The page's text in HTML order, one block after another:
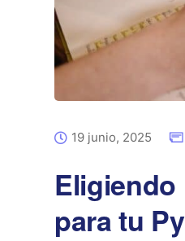
19 junio, 2025
Eligiendo
para tu